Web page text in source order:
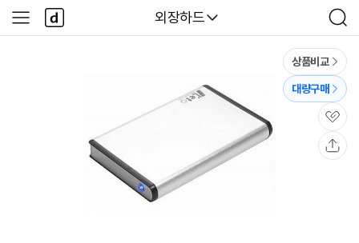
다나와
외장하드
검
색
사
이
다
나
와
상품비교
대량구매
관
심